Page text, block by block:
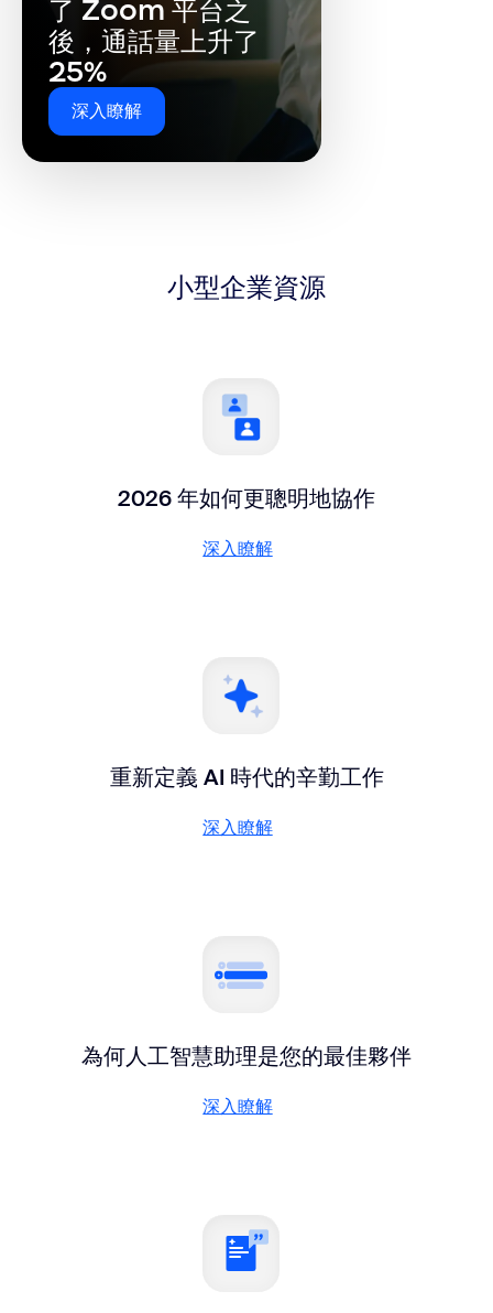
了 Zoom 平台之
後，通話量上升了
25%
深入瞭解
小型企業資源
2026 年如何更聰明地協作
深入瞭解深入瞭解
重新定義 AI 時代的辛勤工作
深入瞭解深入瞭解
為何人工智慧助理是您的最佳夥伴
深入瞭解深入瞭解